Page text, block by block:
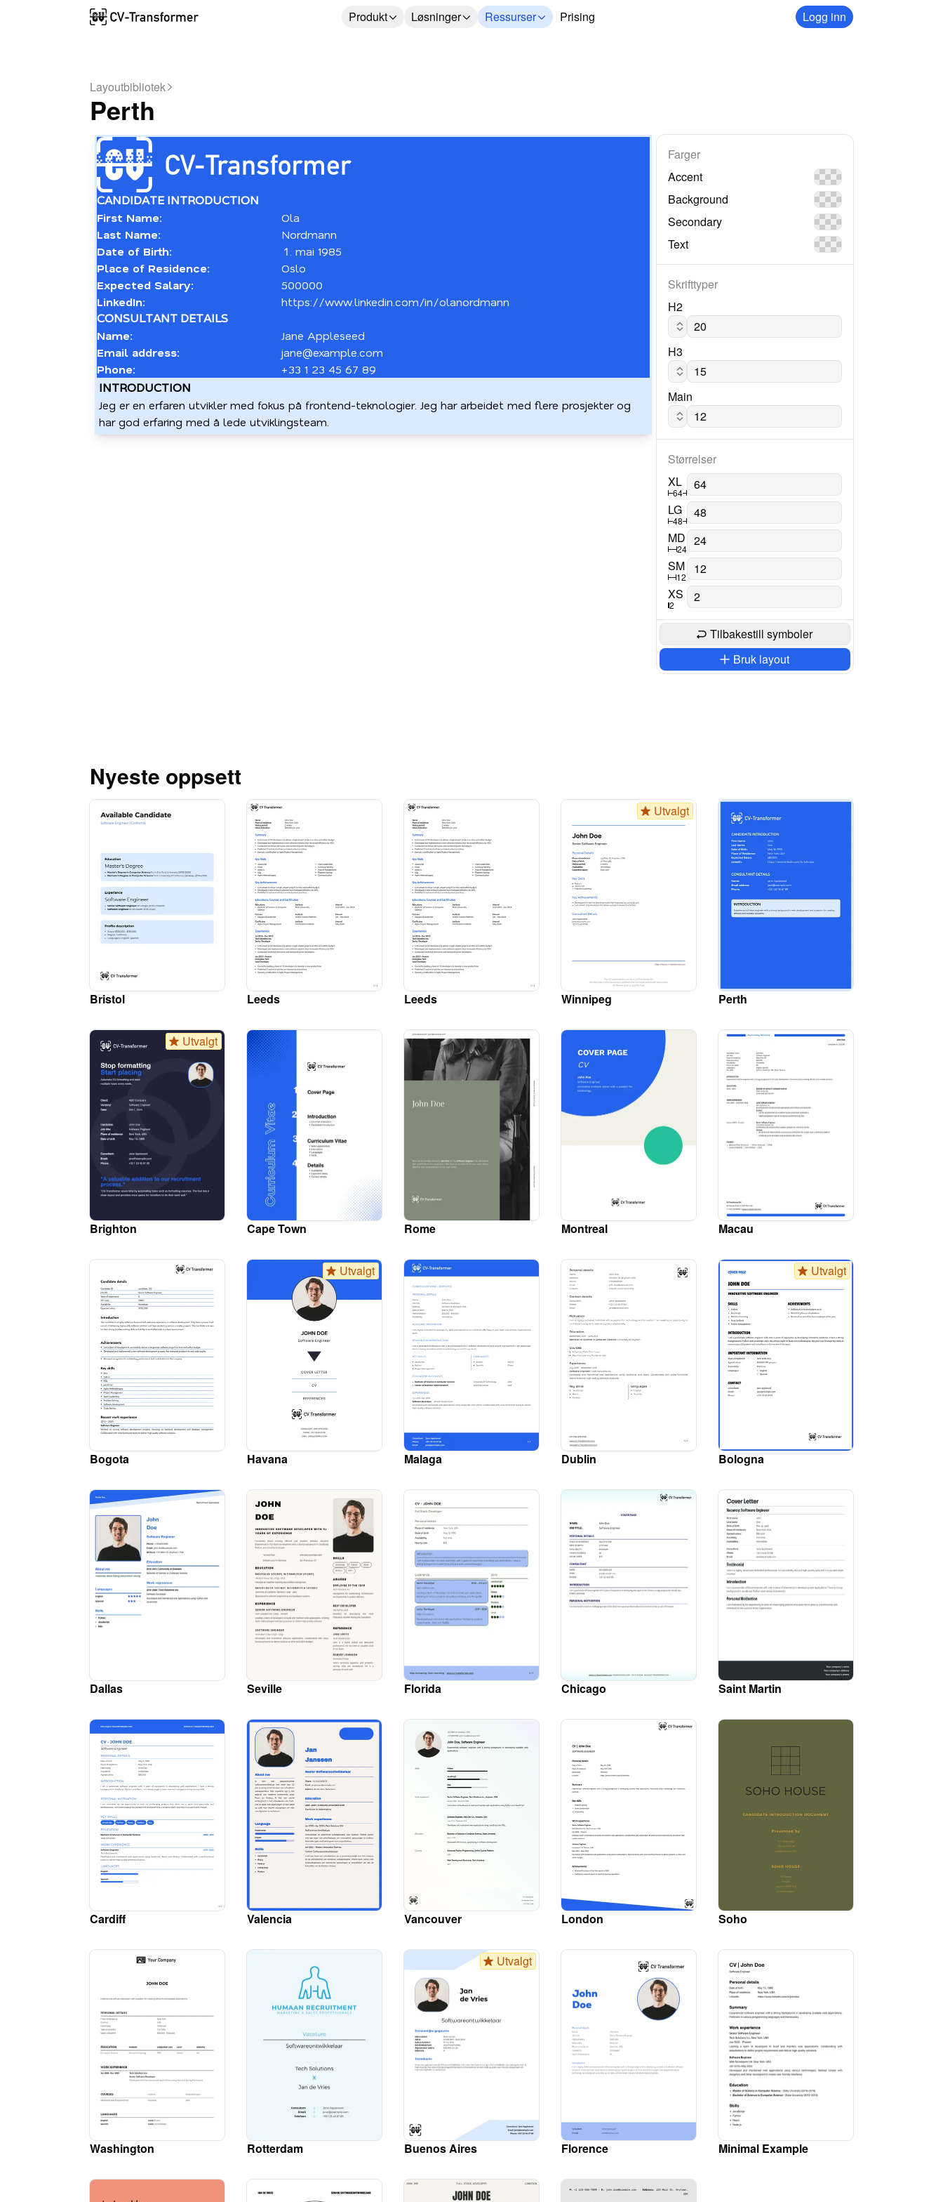
Produkt Løsninger Ressurser Prising Logg inn
Layoutbibliotek
Perth
CANDIDATE INTRODUCTION
First Name:
Ola
Last Name:
Nordmann
Date of Birth:
mai 1985
Place of Residence:
Oslo
Expected Salary:
500000
LinkedIn:
https://www.linkedin.com/in/olanordmann
CONSULTANT DETAILS
Name:
Jane Appleseed
Email address:
jane@example.com
Phone:
+33 1 23 45 67 89
INTRODUCTION
Jeg er en erfaren utvikler med fokus på frontend-teknologier. Jeg har arbeidet med flere prosjekter og
har god erfaring med å lede utviklingsteam.
Farger
Accent
Background
Secondary
Text
Skrifttyper
H2
Varela
H3
Nata Sans
Main
Nata Sans
Størrelser
XL
64
LG
48
MD
24
SM
12
XS
2
Tilbakestill symboler
Bruk layout
Nyeste oppsett
Bristol Leeds Leeds
Utvalgt
Winnipeg Perth
Utvalgt
Brighton Cape Town Rome Montreal Macau
Bogota
Utvalgt
Havana Malaga Dublin
Utvalgt
Bologna
Dallas Seville Florida Chicago Saint Martin
Cardiff Valencia Vancouver London Soho
Washington Rotterdam
Utvalgt
Buenos Aires Florence Minimal Example